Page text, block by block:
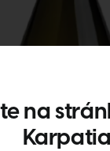
na
Karpatia